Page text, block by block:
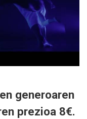
generoaren
prezioa 8€.